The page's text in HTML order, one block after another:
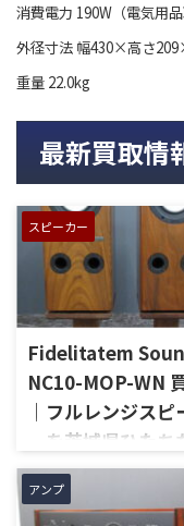
消費電力 190W（電気用
外径寸法 幅430×高さ
重量 22.0kg
最新買取情
スピーカー
Fidelitatem
NC10-MOP-WN
｜フルレンジスピ
ーを茨城県ひたち
市で買取しました
茨城県ひたちなか市で、
アンプ